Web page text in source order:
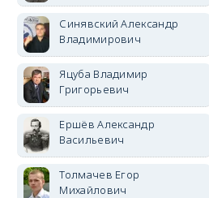
Синявский Александр
Владимирович
Яцуба Владимир
Григорьевич
Ершёв Александр
Васильевич
Толмачев Егор
Михайлович